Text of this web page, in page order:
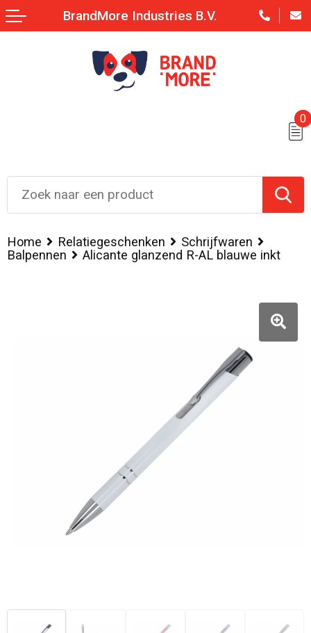
0
BrandMore Industries B.V.
Home Relatiegeschenken
Schrijfwaren
Balpennen
Alicante glanzend R-AL blauwe inkt